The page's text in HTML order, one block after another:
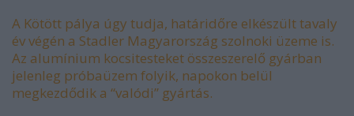
A Kötött pálya úgy tudja, határidőre elkészült tavaly
év végén a Stadler Magyarország szolnoki üzeme is.
Az alumínium kocsitesteket összeszerelő gyárban
jelenleg próbaüzem folyik, napokon belül
megkezdődik a “valódi” gyártás.